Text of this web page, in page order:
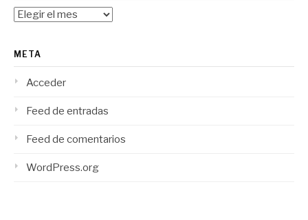
Archivos
META
Acceder
Feed de entradas
Feed de comentarios
WordPress.org